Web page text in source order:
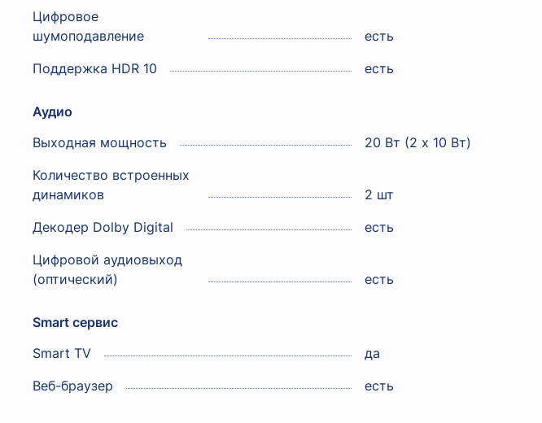
Цифровое
шумоподавление
есть
Поддержка HDR 10
есть
Аудио
Выходная мощность
20 Вт (2 x 10 Вт)
Количество встроенных
динамиков
2 шт
Декодер Dolby Digital
есть
Цифровой аудиовыход
(оптический)
есть
Smart сервис
Smart TV
да
Веб-браузер
есть